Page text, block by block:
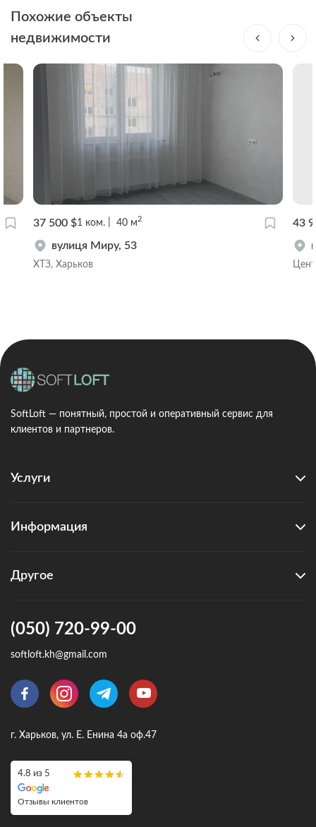
Похожие объекты
недвижимости
37 500 $1 ком. 40 м2
вулиця Миру, 53
ХТЗ, Харьков
43
SoftLoft — понятный, простой и оперативный сервис для
клиентов и партнеров.
Услуги
Информация
Другое
(050) 720-99-00
softloft.kh@gmail.com
г. Харьков, ул. Е. Енина 4а оф.47
4.8 из 5
Отзывы клиентов